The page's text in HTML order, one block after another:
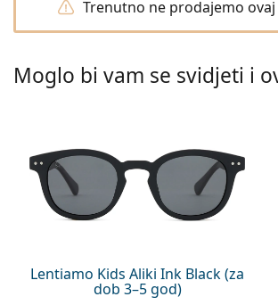
Persol
Sve marke sunčanih naočala
Trenutno ne prodajemo
Moglo bi vam se svidjeti i
Lentiamo Kids Aliki Ink Black (za
dob 3–5 god)